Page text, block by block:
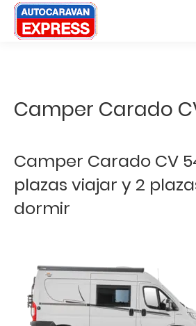
Nota:
este
un
accesibilidad.
Camper Carado
Camper Carado CV
plazas viajar y 2
dormir